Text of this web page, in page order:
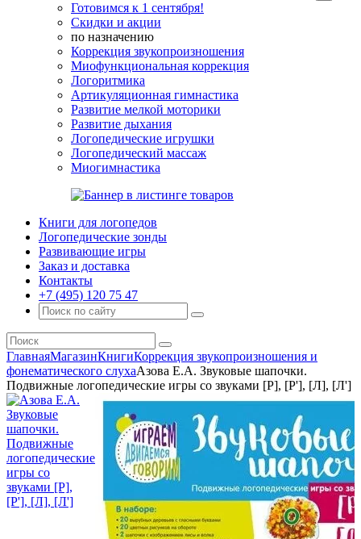
Готовимся к 1 сентября!
Скидки и акции
по назначению
Коррекция звукопроизношения
Миофункциональная коррекция
Логоритмика
Артикуляционная гимнастика
Развитие мелкой моторики
Развитие дыхания
Логопедические игрушки
Логопедический массаж
Миогимнастика
Книги для логопедов
Логопедические зонды
Развивающие игры
Заказ и доставка
Контакты
+7 (495) 120 75 47
ГлавнаяМагазинКнигиКоррекция звукопроизношения и
фонематического слухаАзова Е.А. Звуковые шапочки.
Подвижные логопедические игры со звуками [Р], [Р'], [Л], [Л']